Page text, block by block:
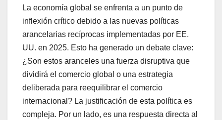
La economía global se enfrenta a un punto de
inflexión crítico debido a las nuevas políticas
arancelarias recíprocas implementadas por EE.
UU. en 2025. Esto ha generado un debate clave:
¿Son estos aranceles una fuerza disruptiva que
dividirá el comercio global o una estrategia
deliberada para reequilibrar el comercio
internacional? La justificación de esta política es
compleja. Por un lado, es una respuesta directa al